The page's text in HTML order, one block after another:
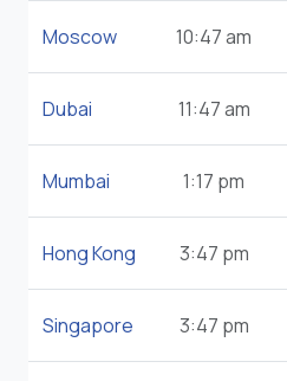
Moscow 10:47 am
Dubai 11:47 am
Mumbai 1:17 pm
Hong Kong 3:47 pm
Singapore 3:47 pm